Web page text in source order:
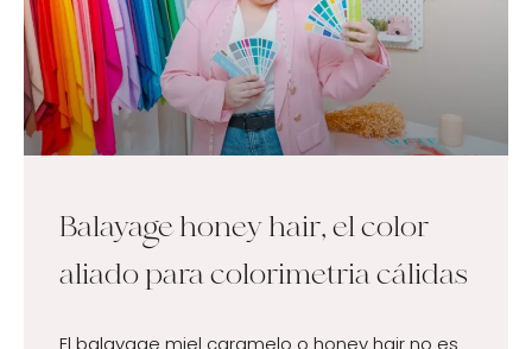
Balayage honey hair, el color
aliado para colorimetria cálidas
El balayage miel caramelo o honey hair no es